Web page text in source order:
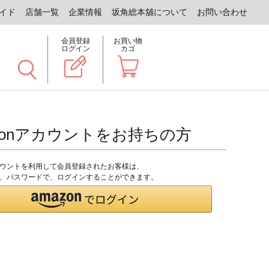
ド 店舗一覧 企業情報 坂角総本舖について お問い合わせ
会員登録
ログイン
お買い物
カゴ
アカウントをお持ちの方
ントを利用して会員登録されたお客様は、
パスワードで、ログインすることができます。